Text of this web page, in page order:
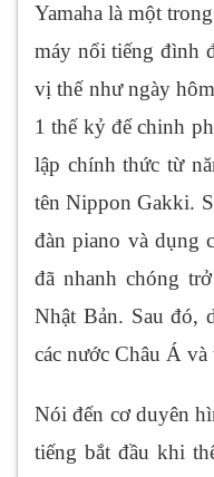
Yamaha là một
máy nổi tiếng đình
vị thế như ngày
1 thế kỷ để chinh
lập chính thức từ
tên Nippon Gakki.
đàn piano và dụng
đã nhanh chóng
Nhật Bản. Sau đó,
các nước Châu Á
Nói đến cơ duyên
tiếng bắt đầu khi